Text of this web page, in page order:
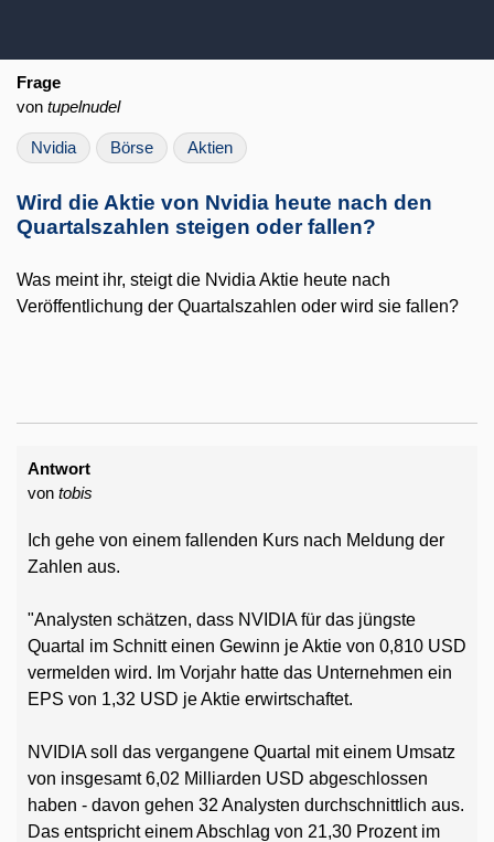
Frage
von tupelnudel
Nvidia Börse Aktien
Wird die Aktie von Nvidia heute nach den
Quartalszahlen steigen oder fallen?
Was meint ihr, steigt die Nvidia Aktie heute nach
Veröffentlichung der Quartalszahlen oder wird sie fallen?
Antwort
von tobis
Ich gehe von einem fallenden Kurs nach Meldung der
Zahlen aus.
"Analysten schätzen, dass NVIDIA für das jüngste
Quartal im Schnitt einen Gewinn je Aktie von 0,810 USD
vermelden wird. Im Vorjahr hatte das Unternehmen ein
EPS von 1,32 USD je Aktie erwirtschaftet.
NVIDIA soll das vergangene Quartal mit einem Umsatz
von insgesamt 6,02 Milliarden USD abgeschlossen
haben - davon gehen 32 Analysten durchschnittlich aus.
Das entspricht einem Abschlag von 21,30 Prozent im